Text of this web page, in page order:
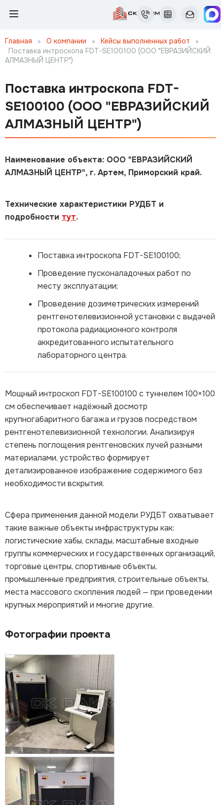
Главная » О компании » Кейсы выполненных работ
»
Поставка интроскопа FDT-SE100100 (ООО "ЕВРАЗИЙСКИЙ
АЛМАЗНЫЙ ЦЕНТР")
Поставка интроскопа FDT-
SE100100 (ООО "ЕВРАЗИЙСКИЙ
АЛМАЗНЫЙ ЦЕНТР")
Наименование объекта: ООО "ЕВРАЗИЙСКИЙ
АЛМАЗНЫЙ ЦЕНТР", г. Артем, Приморский край.
Технические характеристики РУДБТ и
подробности тут.
Поставка интроскопа FDT-SE100100;
Проведение пусконаладочных работ по
месту эксплуатации;
Проведение дозиметрических измерений
рентгенотелевизионной установки с выдачей
протокола радиационного контроля
аккредитованного испытательного
лабораторного центра.
Мощный интроскоп FDT-SE100100 с туннелем 100×100
см обеспечивает надёжный досмотр
крупногабаритного багажа и грузов посредством
рентгенотелевизионной технологии. Анализируя
степень поглощения рентгеновских лучей разными
материалами, устройство формирует
детализированное изображение содержимого без
необходимости вскрытия.
Сфера применения данной модели РУДБТ охватывает
такие важные объекты инфраструктуры как:
логистические хабы, склады, масштабные входные
группы коммерческих и государственных организаций,
торговые центры, спортивные объекты,
промышленные предприятия, строительные объекты,
места массового скопления людей — при проведении
крупных мероприятий и многие другие.
Фотографии проекта